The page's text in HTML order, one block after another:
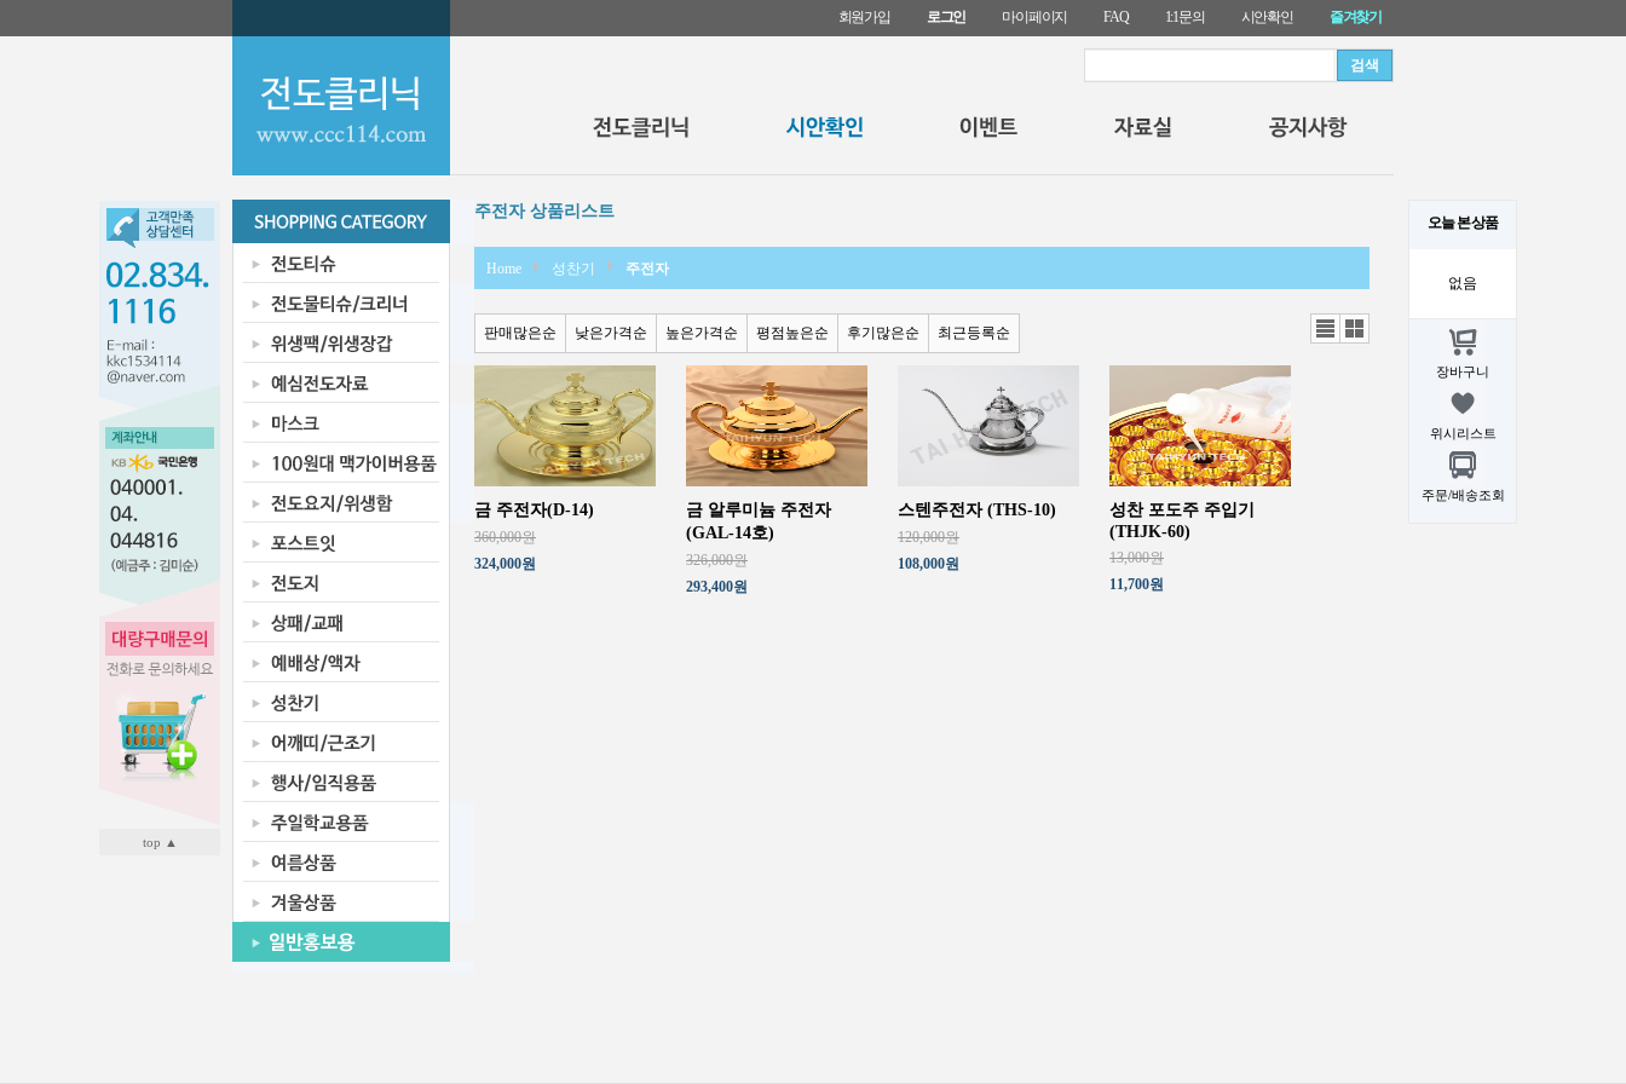
top ▲
회원가입 로그인 마이페이지 FAQ 1:1문의 시안확인 즐겨찾기
오늘 본 상품
없음
장바구니
위시리스트
주문/배송조회
주전자 상품리스트
Home 성찬기 주전자
판매많은순 낮은가격순 높은가격순 평점높은순 후기많은순 최근등록순
리스
트뷰
갤러
리뷰
금 주전자(D-14)
360,000원
324,000원
금 알루미늄 주전자
(GAL-14호)
326,000원
293,400원
스텐주전자 (THS-10)
120,000원
108,000원
성찬 포도주 주입기
(THJK-60)
13,000원
11,700원